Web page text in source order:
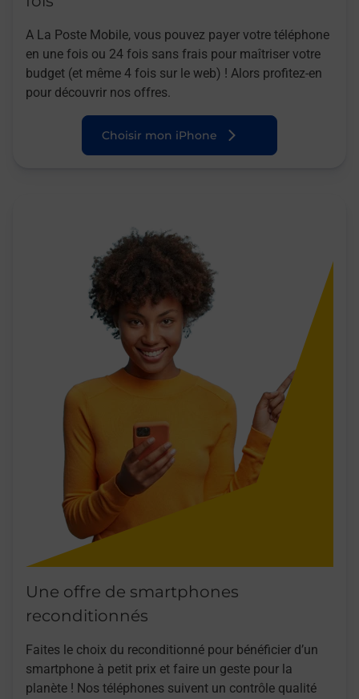
A La Poste Mobile, vous pouvez payer votre téléphone
en une fois ou 24 fois sans frais pour maîtriser votre
budget (et même 4 fois sur le web) ! Alors profitez-en
pour découvrir nos offres.
Choisir mon iPhone
Une offre de smartphones
reconditionnés
Faites le choix du reconditionné pour bénéficier d’un
smartphone à petit prix et faire un geste pour la
planète ! Nos téléphones suivent un contrôle qualité